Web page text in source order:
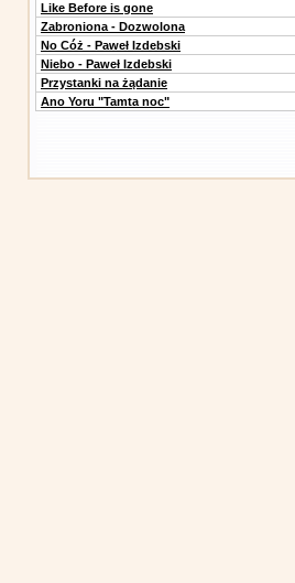
Like Before is gone
Zabroniona - Dozwolona
No Cóż - Paweł Izdebski
Niebo - Paweł Izdebski
Przystanki na żądanie
Ano Yoru "Tamta noc"